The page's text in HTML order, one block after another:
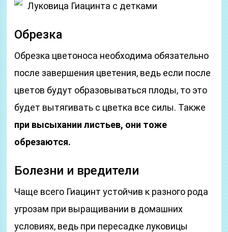
Луковица Гиацинта с детками
Обрезка
Обрезка цветоноса необходима обязательно
после завершения цветения, ведь если после
цветов будут образовываться плоды, то это
будет вытягивать с цветка все силы. Также
при высыхании листьев, они тоже
обрезаются.
Болезни и вредители
Чаще всего Гиацинт устойчив к разного рода
угрозам при выращивании в домашних
условиях, ведь при пересадке луковицы